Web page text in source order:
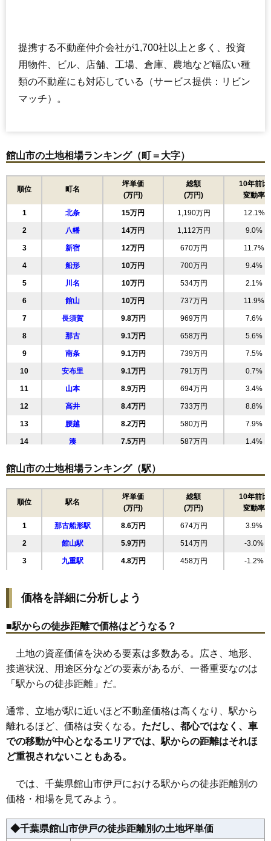
提携する不動産仲介会社が1,700社以上と多く、投資
用物件、ビル、店舗、工場、倉庫、農地など幅広い種
類の不動産にも対応している（サービス提供：リビン
マッチ）。
館山市の土地相場ランキング（町＝大字）
順位 町名
坪単価
(万円)
総額
(万円)
10年前比
変動率
1 北条 15万円 1,190万円 12.1%
2 八幡 14万円 1,112万円 9.0%
3 新宿 12万円 670万円 11.7%
4 船形 10万円 700万円 9.4%
5 川名 10万円 534万円 2.1%
6 館山 10万円 737万円 11.9%
7 長須賀 9.8万円 969万円 7.6%
8 那古 9.1万円 658万円 5.6%
9 南条 9.1万円 739万円 7.5%
10 安布里 9.1万円 791万円 0.7%
11 山本 8.9万円 694万円 3.4%
12 高井 8.4万円 733万円 8.8%
13 腰越 8.2万円 580万円 7.9%
14 湊 7.5万円 587万円 1.4%
16 上真倉 6.6万円 534万円 -3.6%
6.6万円 443万円 2.1%
6.2万円 655万円 1.7%
19 宮城 6.2万円 455万円 -3.8%
20 古茂口 5.9万円 528万円 11.3%
21 二子 5.8万円 647万円 -1.8%
23 大賀 5.5万円
25 亀ケ原 5.3万円 452万円 -3.8%
26 沼 5.2万円 416万円 -5.1%
27 香 5.2万円 541万円 0.0%
28 上野原
29 竹原 4.9万円 340万円 6.4%
30 坂田 4.9万円 367万円 3.1%
31 笠名 4.8万円 444万円 -13.6%
32 波左間 4.7万円
34 洲崎
36 浜田 4.4万円 473万円
館山市の土地相場ランキング（駅）
順位 駅名
坪単価
(万円)
総額
(万円)
10年前比
変動率
1 那古船形駅 8.6万円 674万円 3.9%
2 館山駅 5.9万円 514万円 -3.0%
3 九重駅 4.8万円 458万円 -1.2%
価格を詳細に分析しよう
■駅からの徒歩距離で価格はどうなる？
土地の資産価値を決める要素は多数ある。広さ、地形、
接道状況、用途区分などの要素があるが、一番重要なのは
「駅からの徒歩距離」だ。
通常、立地が駅に近いほど不動産価格は高くなり、駅から
離れるほど、価格は安くなる。 ただし、都心ではなく、車
での移動が中心となるエリアでは、駅からの距離はそれほ
ど重視されないこともある。
では、千葉県館山市伊戸における駅からの徒歩距離別の
価格・相場を見てみよう。
◆千葉県館山市伊戸の徒歩距離別の土地坪単価